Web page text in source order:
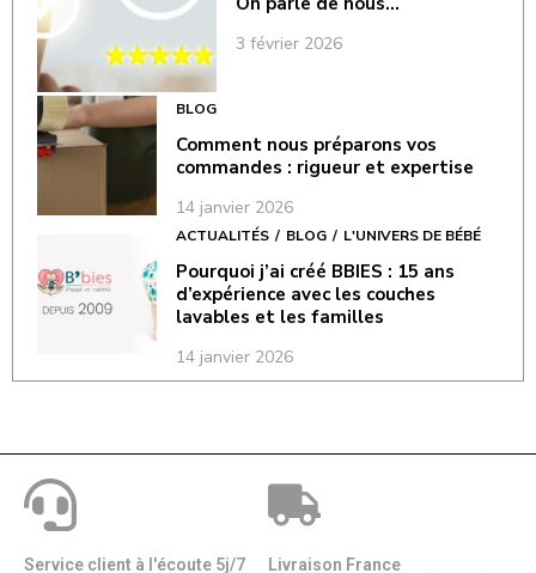
3 février 2026
BLOG
Comment nous préparons vos
commandes : rigueur et expertise
14 janvier 2026
ACTUALITÉS BLOG L'UNIVERS DE BÉBÉ
Pourquoi j’ai créé BBIES : 15 ans
d’expérience avec les couches
lavables et les familles
14 janvier 2026
Service client à l'écoute 5j/7
Livraison France